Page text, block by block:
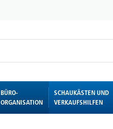
BÜRO-
ORGANISATION
SCHAUKÄSTEN UND
VERKAUFSHILFEN